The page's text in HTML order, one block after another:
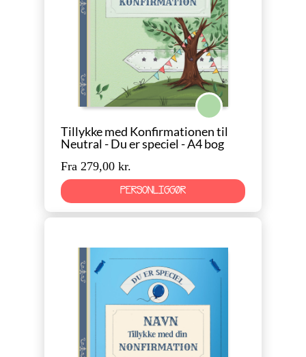
Konfirmation Neutral
Tillykke med Konfirmationen til
Neutral - Du er speciel - A4 bog
Fra 279,00 kr.
PERSONLIGGØR